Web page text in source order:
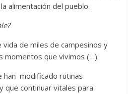
alimentación del pueblo.
de miles de campesinos y
momentos que vivimos (…).
han modificado rutinas
que continuar vitales para